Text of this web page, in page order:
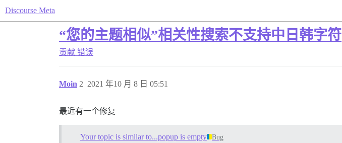
Discourse Meta
“您的主题相似”相关性搜索不支持中日韩字符
贡献 错误
Moin 2021 年10 月 8 日 05:51
2
最近有一个修复
Your topic is similar to...popup is empty Bug